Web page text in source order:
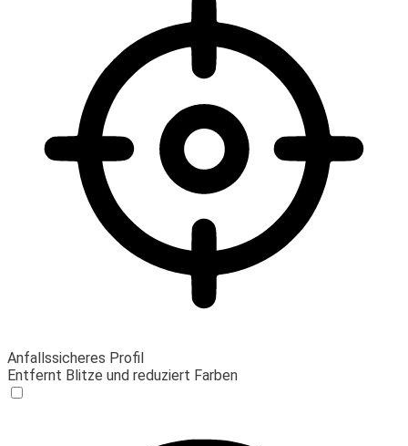
Anfallssicheres Profil
Entfernt Blitze und reduziert Farben